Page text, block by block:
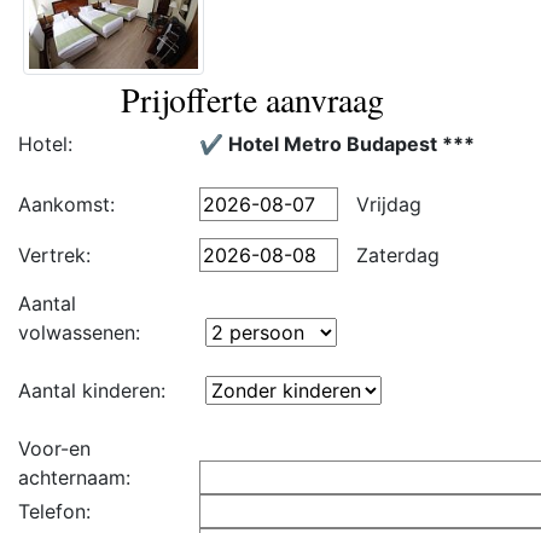
Prijofferte aanvraag
Hotel: ✔️ Hotel Metro Budapest ***
Aankomst: Vrijdag
Vertrek:
Zaterdag
Aantal
volwassenen:
Aantal kinderen:
Voor-en
achternaam:
Telefon: